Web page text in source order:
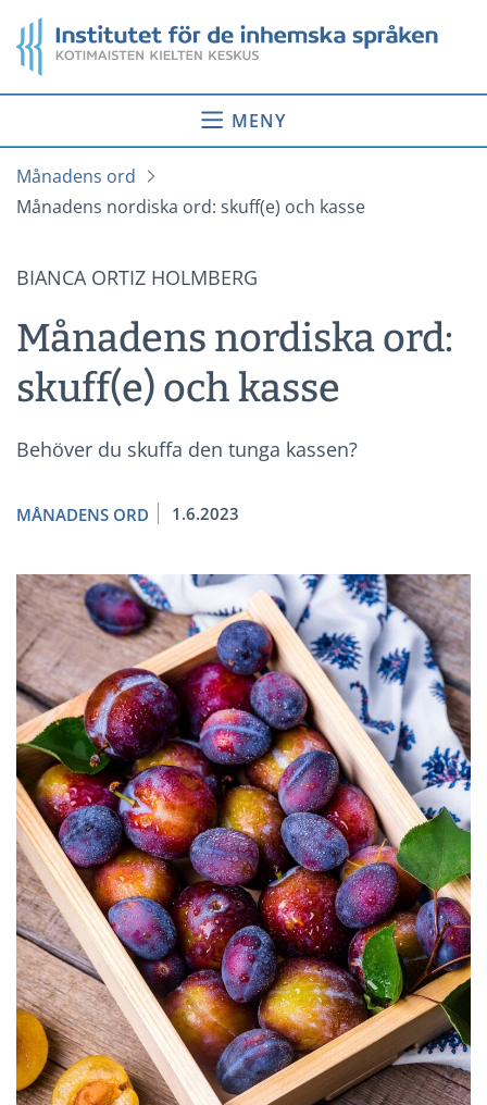
till
innehåll
Startsida
MENY
Månadens ord
Månadens nordiska ord: skuff(e) och kasse
BIANCA ORTIZ HOLMBERG
Månadens nordiska ord:
skuff(e) och kasse
Behöver du skuffa den tunga kassen?
MÅNADENS ORD 1.6.2023